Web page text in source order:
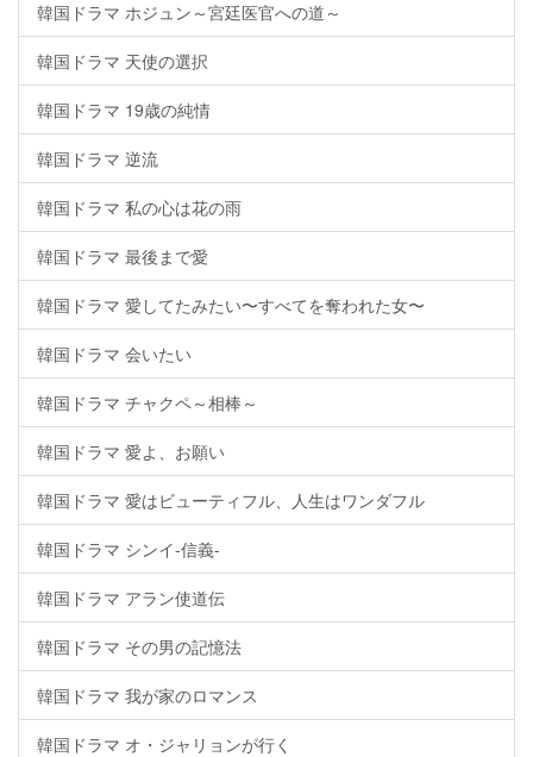
韓国ドラマ ホジュン～宮廷医官への道～
韓国ドラマ 天使の選択
韓国ドラマ 19歳の純情
韓国ドラマ 逆流
韓国ドラマ 私の心は花の雨
韓国ドラマ 最後まで愛
韓国ドラマ 愛してたみたい〜すべてを奪われた女〜
韓国ドラマ 会いたい
韓国ドラマ チャクペ～相棒～
韓国ドラマ 愛よ、お願い
韓国ドラマ 愛はビューティフル、人生はワンダフル
韓国ドラマ シンイ-信義-
韓国ドラマ アラン使道伝
韓国ドラマ その男の記憶法
韓国ドラマ 我が家のロマンス
韓国ドラマ オ・ジャリョンが行く